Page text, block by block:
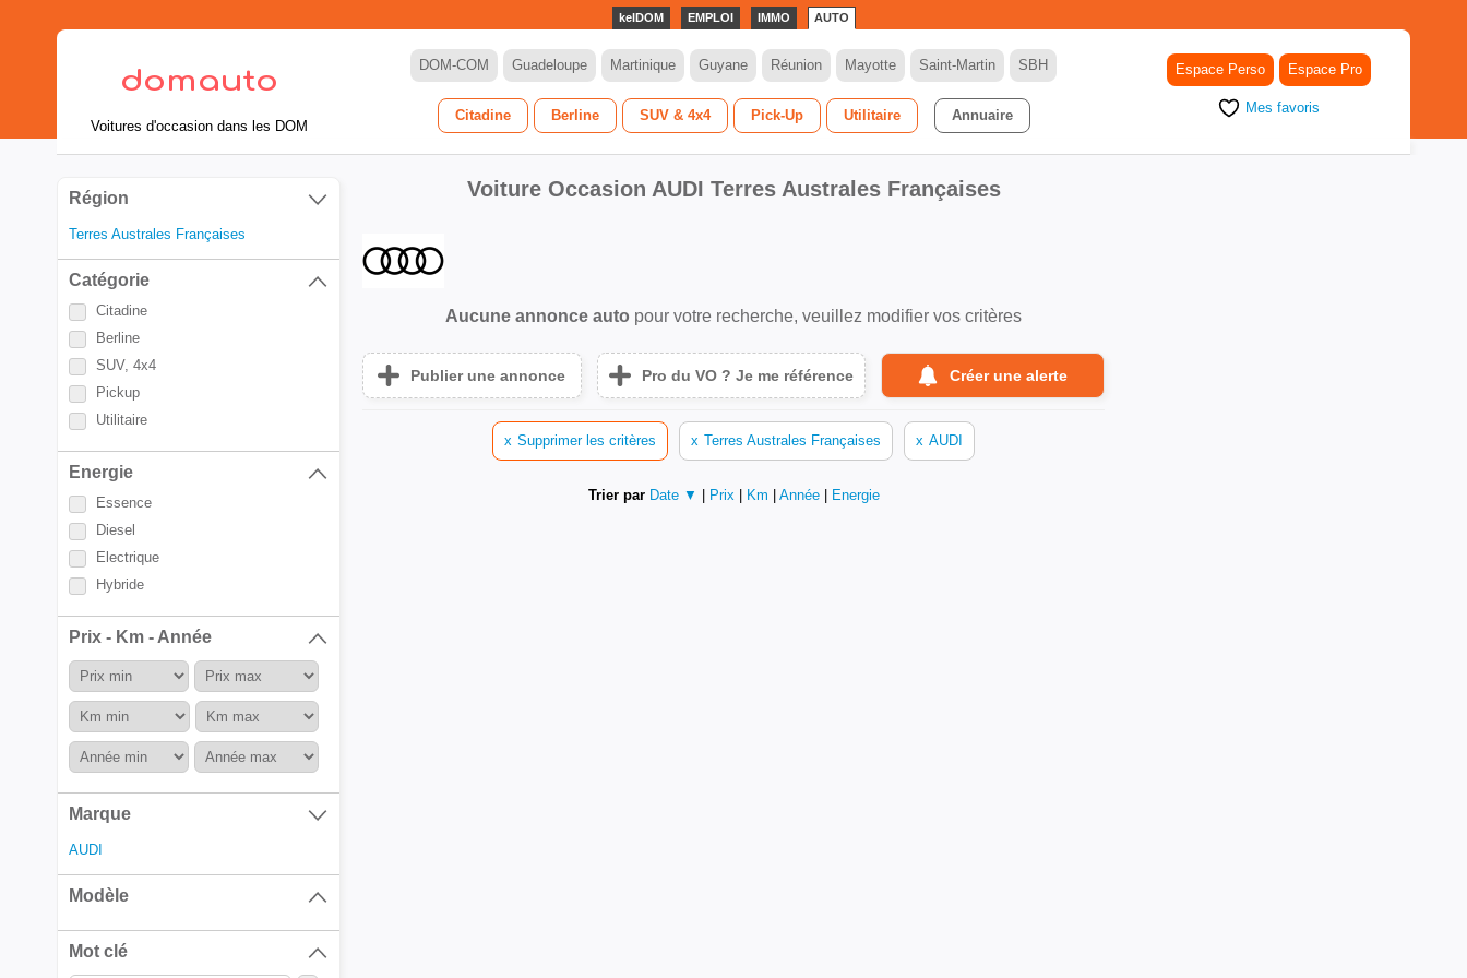
kelDOM EMPLOI IMMO AUTO
Voitures d'occasion dans les DOM
DOM-COM Guadeloupe Martinique Guyane Réunion Mayotte Saint-Martin SBH
Citadine Berline SUV & 4x4 Pick-Up Utilitaire Annuaire
Espace Perso Espace Pro
Mes favoris
Région
Terres Australes Françaises
Catégorie
Citadine
Berline
SUV, 4x4
Pickup
Utilitaire
Energie
Essence
Diesel
Electrique
Hybride
Prix - Km - Année
Marque
AUDI
Modèle
Mot clé
Voiture Occasion AUDI Terres Australes Françaises
Aucune annonce auto pour votre recherche, veuillez modifier vos critères
Publier une annonce Pro du VO ? Je me référence Créer une alerte
x Supprimer les critères x Terres Australes Françaises x AUDI
Trier par Date ▼ Prix Km Année Energie